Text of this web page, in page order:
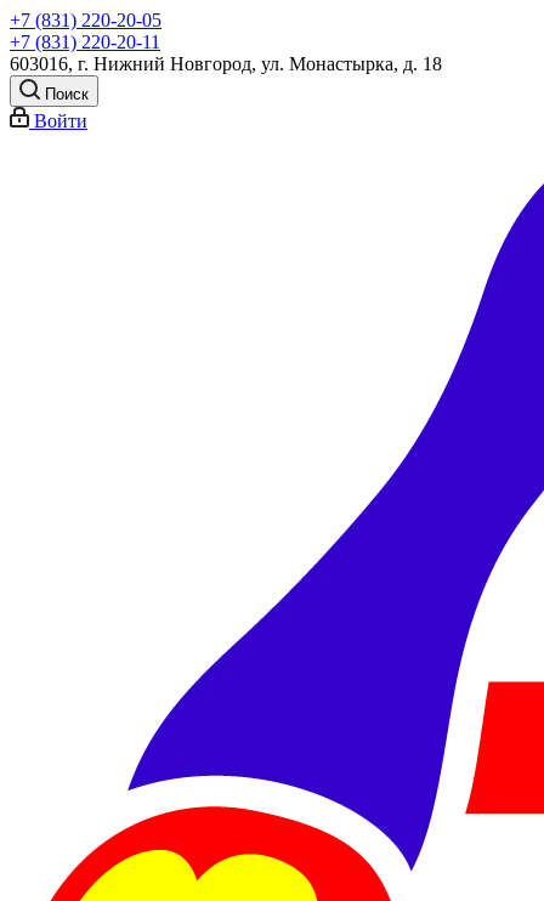
+7 (831) 220-20-05
+7 (831) 220-20-11
603016, г. Нижний Новгород, ул. Монастырка, д. 18
Поиск
Войти